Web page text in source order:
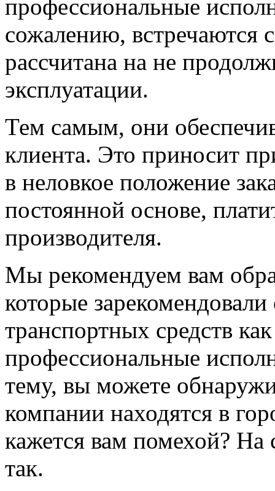
профессиональные
сожалению, встречаются
рассчитана на не
эксплуатации.
Тем самым, они
клиента. Это приносит
в неловкое положение
постоянной основе,
производителя.
Мы рекомендуем вам
которые
транспортных средств
профессиональные
тему, вы можете
компании находятся в
кажется вам помехой? На
так.